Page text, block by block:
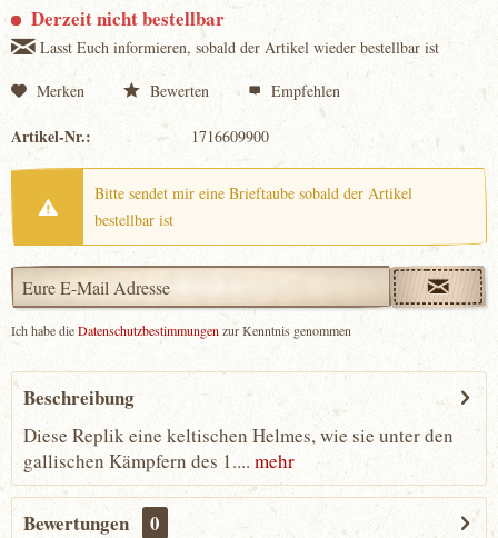
Derzeit nicht bestellbar
Lasst Euch informieren, sobald der Artikel wieder bestellbar ist
Merken Bewerten Empfehlen
Artikel-Nr.: 1716609900
Bitte sendet mir eine Brieftaube sobald der Artikel
bestellbar ist
Ich habe dieDatenschutzbestimmungenzur Kenntnis genommen
Beschreibung
Diese Replik eine keltischen Helmes, wie sie unter den
gallischen Kämpfern des 1....mehr
Bewertungen 0